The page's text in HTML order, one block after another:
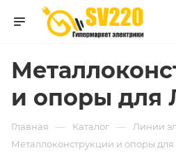
и опоры для
Главная — Каталог — Линии
Металлоконструкции и опоры